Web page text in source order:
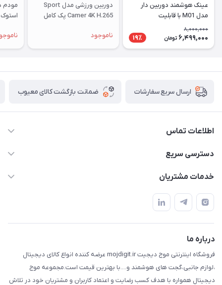
عینک هوشمند دوربین دار
مدل M01 با قابلیت
فیلم‌برداری ۴K
8,000,000
6,499,000 تومان 19٪
دوربین ورزشی مدل Sport
Camer 4K H.265 پک کامل
ناموجود
ارسال سریع سفارشات ضمانت بازگشت کالای معیوب
اطلاعات تماس
واتساپ و تماس 09910568493
دسترسی سریع
حساب کاربری
درباره ما
تماس با ما
خدمات مشتریان
قوانین و مقررات
حریم خصوصی
درباره ما
فروشگاه اینترنتی موج دیجیت mojdigit.ir عرضه کننده انواع کالای دیجیتال
،لوازم جانبی،گجت های هوشمند و....با بهترین قیمت است.مجموعه موج
دیجیتال همواره با هدف کسب رضایت و اعتماد کاربران و مشتریان خود در تلاش